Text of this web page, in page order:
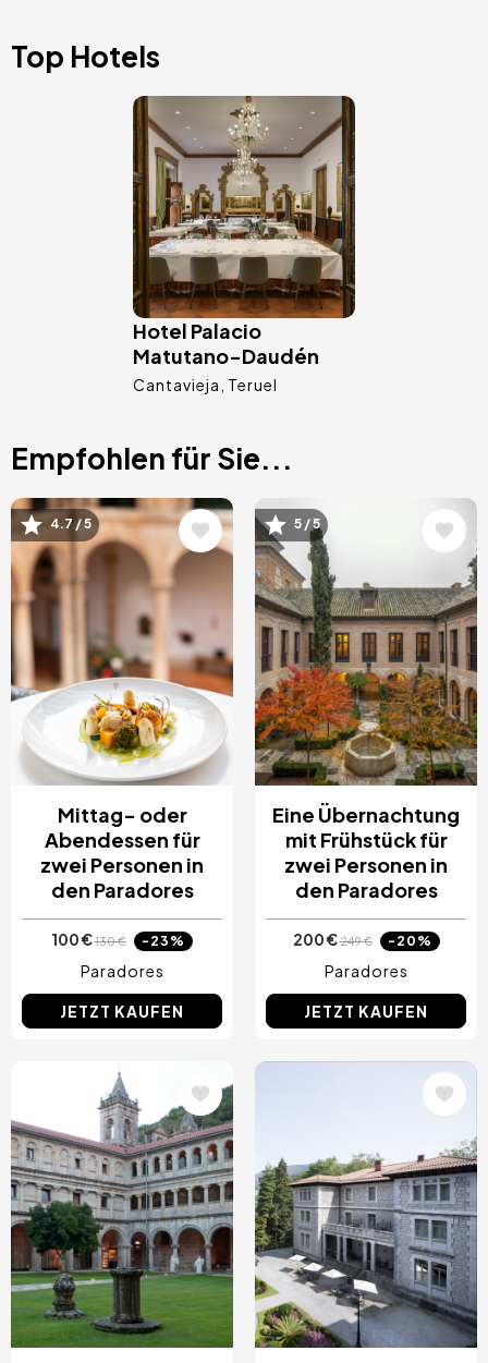
Top Hotels
Bild
Hotel Palacio
Matutano-Daudén
Cantavieja Teruel
Empfohlen für Sie...
Bild4.7 / 5
Mittag- oder
Abendessen für
zwei Personen in
den Paradores
100 €130 € -23%
Paradores
JETZT KAUFEN
Bild5 / 5
Eine Übernachtung
mit Frühstück für
zwei Personen in
den Paradores
200 €249 € -20%
Paradores
JETZT KAUFEN